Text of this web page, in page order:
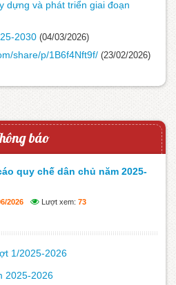
dựng và phát triển giai đoạn
2030 (04/03/2026)
share/p/1B6f4Nft9f/ (23/02/2026)
báo
quy chế dân chủ năm 2025-
2026 Lượt xem: 73
1/2025-2026
2025-2026